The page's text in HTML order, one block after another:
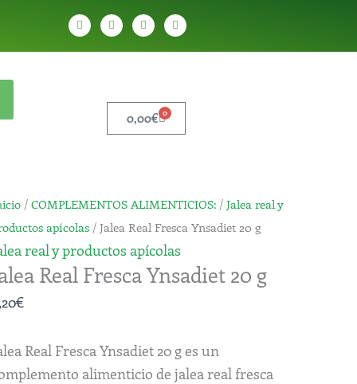
W
h
a
t
T
e
l
e
Y
o
u
t
T
i
k
t
0,00€ 0
Carrito
/COMPLEMENTOS ALIMENTICIOS: /Jalea real y
apícolas / Jalea Real Fresca Ynsadiet 20 g
real y productos apícolas
Real Fresca Ynsadiet 20 g
€
Real Fresca Ynsadiet 20 g es un
alimenticio de jalea real fresca